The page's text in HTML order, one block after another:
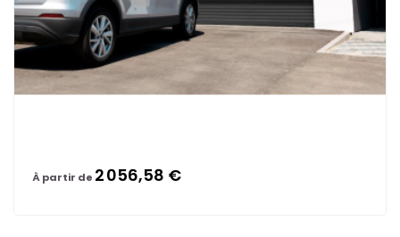
À partir de 2 056,58 €